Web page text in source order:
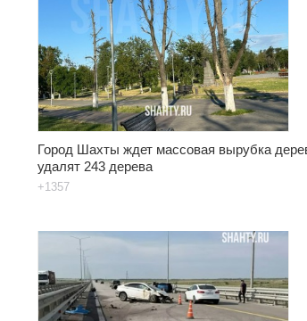
Город Шахты ждет массовая вырубка
удалят 243 дерева
+1357